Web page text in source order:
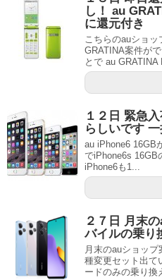
し！ au
に還元付き
こちらのauショ
GRATINA案件が
とで au GRATINA
１２日 緊急
らしいです
au iPhone6 16GB
でiPhone6s 16GB
iPhone6も1...
２７日 月末
バイルの乗り
月末のauショッ
種変更セット出て
ードのみの乗り換